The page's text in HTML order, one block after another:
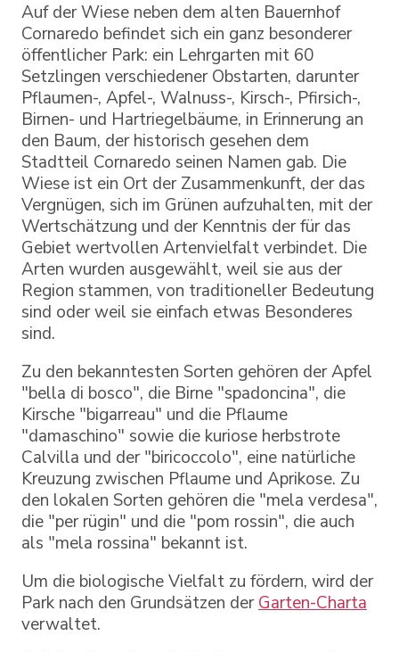
Auf der Wiese neben dem alten Bauernhof
Cornaredo befindet sich ein ganz besonderer
öffentlicher Park: ein Lehrgarten mit 60
Setzlingen verschiedener Obstarten, darunter
Pflaumen-, Apfel-, Walnuss-, Kirsch-, Pfirsich-,
Birnen- und Hartriegelbäume, in Erinnerung an
den Baum, der historisch gesehen dem
Stadtteil Cornaredo seinen Namen gab. Die
Wiese ist ein Ort der Zusammenkunft, der das
Vergnügen, sich im Grünen aufzuhalten, mit der
Wertschätzung und der Kenntnis der für das
Gebiet wertvollen Artenvielfalt verbindet. Die
Arten wurden ausgewählt, weil sie aus der
Region stammen, von traditioneller Bedeutung
sind oder weil sie einfach etwas Besonderes
sind.
Zu den bekanntesten Sorten gehören der Apfel
"bella di bosco", die Birne "spadoncina", die
Kirsche "bigarreau" und die Pflaume
"damaschino" sowie die kuriose herbstrote
Calvilla und der "biricoccolo", eine natürliche
Kreuzung zwischen Pflaume und Aprikose. Zu
den lokalen Sorten gehören die "mela verdesa",
die "per rügin" und die "pom rossin", die auch
als "mela rossina" bekannt ist.
Um die biologische Vielfalt zu fördern, wird der
Park nach den Grundsätzen derGarten-Charta
verwaltet.